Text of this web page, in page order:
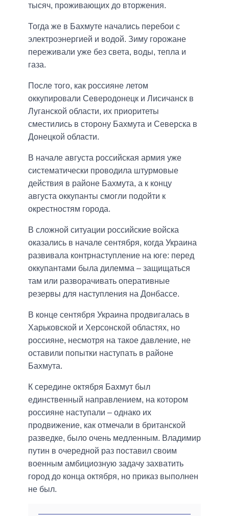
тысяч, проживающих до вторжения.
Тогда же в Бахмуте начались перебои с
электроэнергией и водой. Зиму горожане
переживали уже без света, воды, тепла и
газа.
После того, как россияне летом
оккупировали Северодонецк и Лисичанск в
Луганской области, их приоритеты
сместились в сторону Бахмута и Северска в
Донецкой области.
В начале августа российская армия уже
систематически проводила штурмовые
действия в районе Бахмута, а к концу
августа оккупанты смогли подойти к
окрестностям города.
В сложной ситуации российские войска
оказались в начале сентября, когда Украина
развивала контрнаступление на юге: перед
оккупантами была дилемма – защищаться
там или разворачивать оперативные
резервы для наступления на Донбассе.
В конце сентября Украина продвигалась в
Харьковской и Херсонской областях, но
россияне, несмотря на такое давление, не
оставили попытки наступать в районе
Бахмута.
К середине октября Бахмут был
единственный направлением, на котором
россияне наступали – однако их
продвижение, как отмечали в британской
разведке, было очень медленным. Владимир
путин в очередной раз поставил своим
военным амбициозную задачу захватить
город до конца октября, но приказ выполнен
не был.